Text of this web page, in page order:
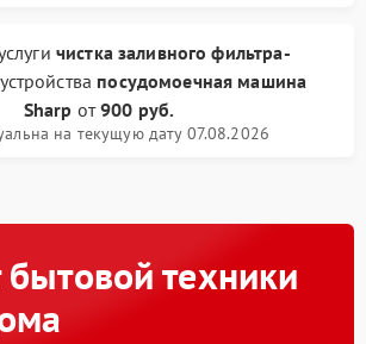
чистка заливного фильтра-
посудомоечная машина
Sharp от900 руб.
на текущую дату 07.08.2026
техники